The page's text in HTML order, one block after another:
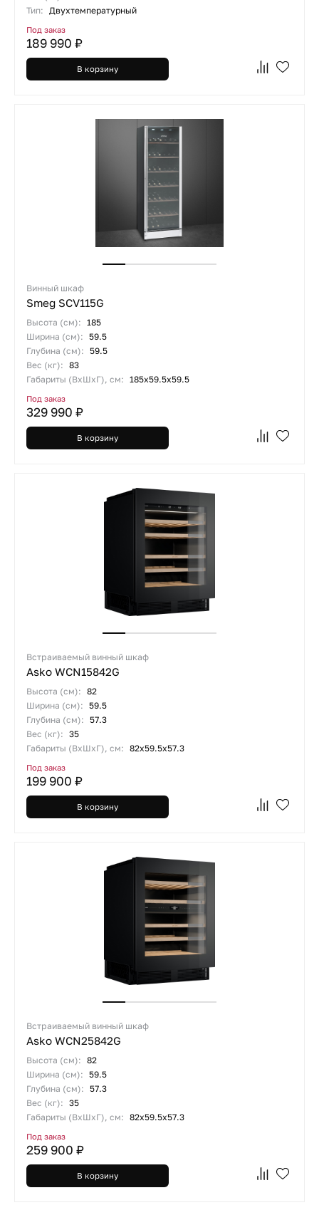
Тип: Двухтемпературный
Под заказ
189 990 ₽
В корзину
Винный шкаф
Smeg SCV115G
Высота (см): 185
Ширина (см): 59.5
Глубина (см): 59.5
Вес (кг): 83
Габариты (ВхШхГ), см: 185х59.5х59.5
Под заказ
329 990 ₽
В корзину
Встраиваемый винный шкаф
Asko WCN15842G
Высота (см): 82
Ширина (см): 59.5
Глубина (см): 57.3
Вес (кг): 35
Габариты (ВхШхГ), см: 82х59.5х57.3
Под заказ
199 900 ₽
В корзину
Встраиваемый винный шкаф
Asko WCN25842G
Высота (см): 82
Ширина (см): 59.5
Глубина (см): 57.3
Вес (кг): 35
Габариты (ВхШхГ), см: 82х59.5х57.3
Под заказ
259 900 ₽
В корзину